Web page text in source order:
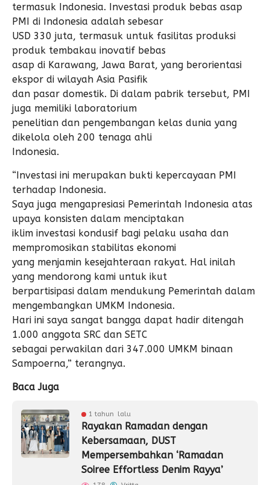
termasuk Indonesia. Investasi produk bebas asap
PMI di Indonesia adalah sebesar
USD 330 juta, termasuk untuk fasilitas produksi
produk tembakau inovatif bebas
asap di Karawang, Jawa Barat, yang berorientasi
ekspor di wilayah Asia Pasifik
dan pasar domestik. Di dalam pabrik tersebut, PMI
juga memiliki laboratorium
penelitian dan pengembangan kelas dunia yang
dikelola oleh 200 tenaga ahli
Indonesia.
“Investasi ini merupakan bukti kepercayaan PMI
terhadap Indonesia.
Saya juga mengapresiasi Pemerintah Indonesia atas
upaya konsisten dalam menciptakan
iklim investasi kondusif bagi pelaku usaha dan
mempromosikan stabilitas ekonomi
yang menjamin kesejahteraan rakyat. Hal inilah
yang mendorong kami untuk ikut
berpartisipasi dalam mendukung Pemerintah dalam
mengembangkan UMKM Indonesia.
Hari ini saya sangat bangga dapat hadir ditengah
1.000 anggota SRC dan SETC
sebagai perwakilan dari 347.000 UMKM binaan
Sampoerna,” terangnya.
Baca Juga
1 tahun lalu
Rayakan Ramadan dengan
Kebersamaan, DUST
Mempersembahkan ‘Ramadan
Soiree Effortless Denim Rayya’